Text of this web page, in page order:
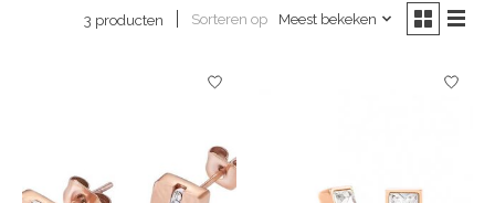
3 producten Sorteren op Meest bekeken